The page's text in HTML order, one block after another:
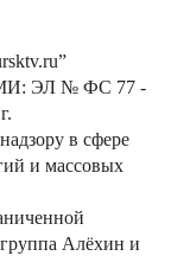
СМИ: ЭЛ № ФС 77 -
в сфере
и массовых
Алёхин и